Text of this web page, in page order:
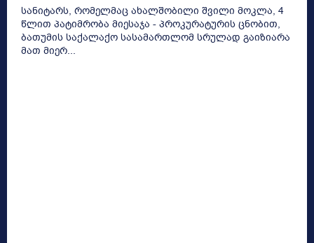
სანიტარს, რომელმაც ახალშობილი შვილი მოკლა, 4
წლით პატიმრობა მიესაჯა - პროკურატურის ცნობით,
ბათუმის საქალაქო სასამართლომ სრულად გაიზიარა
მათ მიერ...